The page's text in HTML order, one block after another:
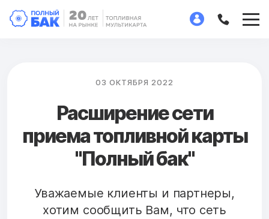
03 ОКТЯБРЯ 2022
Расширение сети
приема топливной карты
"Полный бак"
Уважаемые клиенты и партнеры,
хотим сообщить Вам, что сеть